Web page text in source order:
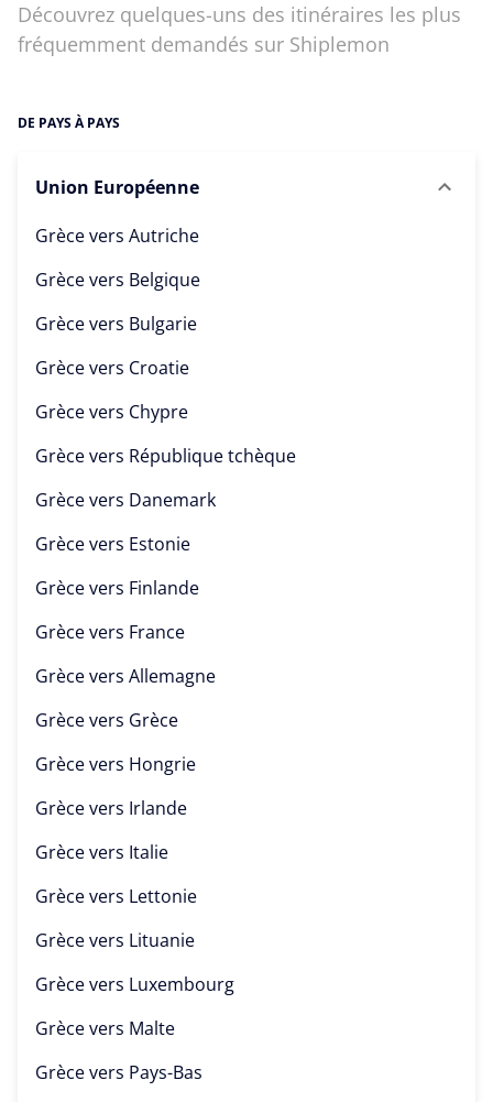
Découvrez quelques-uns des itinéraires les plus
fréquemment demandés sur Shiplemon
DE PAYS À PAYS
Union Européenne
Grèce vers Autriche
Grèce vers Belgique
Grèce vers Bulgarie
Grèce vers Croatie
Grèce vers Chypre
Grèce vers République tchèque
Grèce vers Danemark
Grèce vers Estonie
Grèce vers Finlande
Grèce vers France
Grèce vers Allemagne
Grèce vers Grèce
Grèce vers Hongrie
Grèce vers Irlande
Grèce vers Italie
Grèce vers Lettonie
Grèce vers Lituanie
Grèce vers Luxembourg
Grèce vers Malte
Grèce vers Pays-Bas